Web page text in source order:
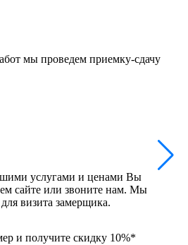
мы проведем приемку-сдачу
услугами и ценами Вы
сайте или звоните нам. Мы
визита замерщика.
и получите скидку 10%*